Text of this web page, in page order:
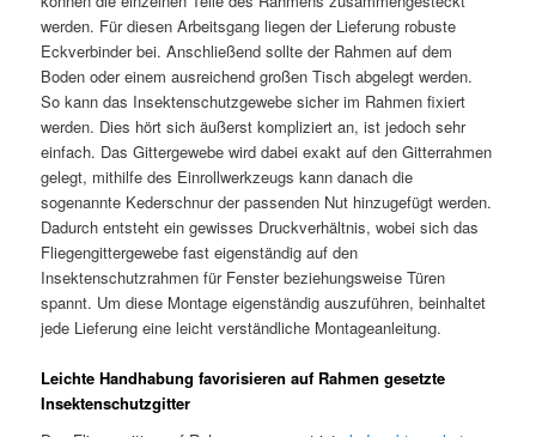
werden. Für diesen Arbeitsgang liegen der Lieferung robuste
Eckverbinder bei. Anschließend sollte der Rahmen auf dem
Boden oder einem ausreichend großen Tisch abgelegt werden.
So kann das Insektenschutzgewebe sicher im Rahmen fixiert
werden. Dies hört sich äußerst kompliziert an, ist jedoch sehr
einfach. Das Gittergewebe wird dabei exakt auf den Gitterrahmen
gelegt, mithilfe des Einrollwerkzeugs kann danach die
sogenannte Kederschnur der passenden Nut hinzugefügt werden.
Dadurch entsteht ein gewisses Druckverhältnis, wobei sich das
Fliegengittergewebe fast eigenständig auf den
Insektenschutzrahmen für Fenster beziehungsweise Türen
spannt. Um diese Montage eigenständig auszuführen, beinhaltet
jede Lieferung eine leicht verständliche Montageanleitung.
Leichte Handhabung favorisieren auf Rahmen gesetzte
Insektenschutzgitter